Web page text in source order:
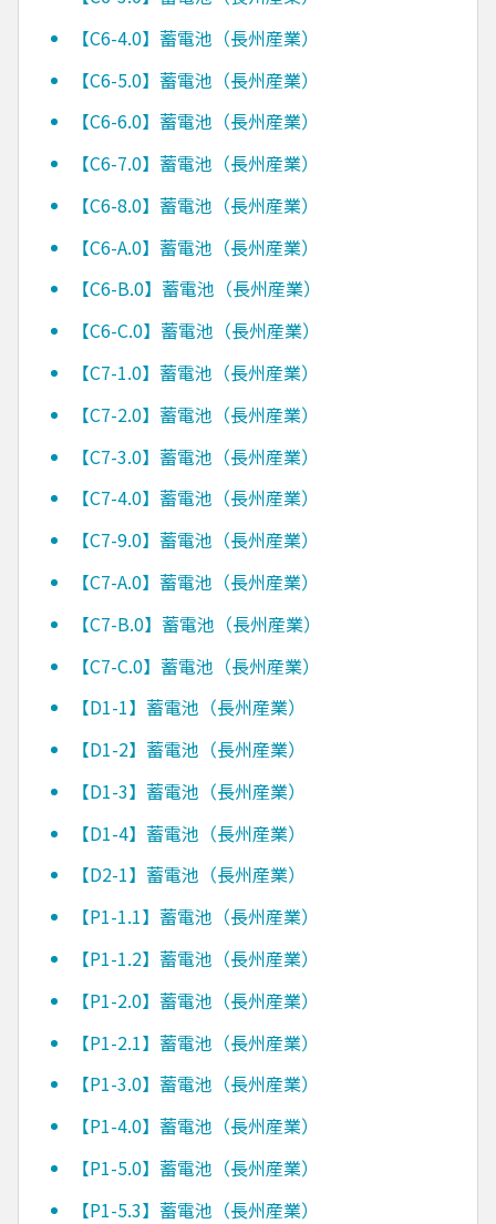
【C6-4.0】蓄電池（長州産業）
【C6-5.0】蓄電池（長州産業）
【C6-6.0】蓄電池（長州産業）
【C6-7.0】蓄電池（長州産業）
【C6-8.0】蓄電池（長州産業）
【C6-A.0】蓄電池（長州産業）
【C6-B.0】蓄電池（長州産業）
【C6-C.0】蓄電池（長州産業）
【C7-1.0】蓄電池（長州産業）
【C7-2.0】蓄電池（長州産業）
【C7-3.0】蓄電池（長州産業）
【C7-4.0】蓄電池（長州産業）
【C7-9.0】蓄電池（長州産業）
【C7-A.0】蓄電池（長州産業）
【C7-B.0】蓄電池（長州産業）
【C7-C.0】蓄電池（長州産業）
【D1-1】蓄電池（長州産業）
【D1-2】蓄電池（長州産業）
【D1-3】蓄電池（長州産業）
【D1-4】蓄電池（長州産業）
【D2-1】蓄電池（長州産業）
【P1-1.1】蓄電池（長州産業）
【P1-1.2】蓄電池（長州産業）
【P1-2.0】蓄電池（長州産業）
【P1-2.1】蓄電池（長州産業）
【P1-3.0】蓄電池（長州産業）
【P1-4.0】蓄電池（長州産業）
【P1-5.0】蓄電池（長州産業）
【P1-5.3】蓄電池（長州産業）